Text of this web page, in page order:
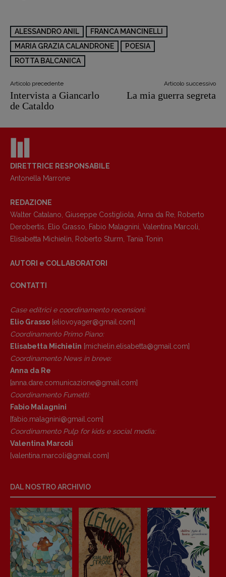
Copyright © 2018 – 2023 Pulp Magazine –
Associazione Pulp Magazine – registrazione
ALESSANDRO ANIL
FRANCA MANCINELLI
MARIA GRAZIA CALANDRONE
POESIA
ROTTA BALCANICA
Articolo precedente
Intervista a Giancarlo
de Cataldo
Articolo successivo
La mia guerra segreta
DIRETTRICE RESPONSABILE
Antonella Marrone
REDAZIONE
Walter Catalano Giuseppe Costigliola Anna da Re Roberto
Derobertis
Elio Grasso Fabio Malagnini Valentina Marcoli
Elisabetta Michielin
Roberto Sturm Tania Tonin
AUTORI e COLLABORATORI
CONTATTI
Case editrici e coordinamento recensioni:
Elio Grasso [eliovoyager@gmail.com]
Coordinamento Primo Piano:
Elisabetta Michielin [michielin.elisabetta@gmail.com]
Coordinamento News in breve:
Anna da Re
[anna.dare.comunicazione@gmail. com]
Coordinamento Fumetti:
Fabio Malagnini
[fabio.malagnini@gmail. com]
Coordinamento Pulp for kids e social media:
Valentina Marcoli
[valentina.marcoli@gmail. com]
DAL NOSTRO ARCHIVIO